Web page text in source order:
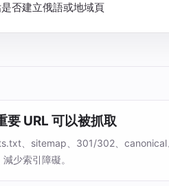
否建立俄語或地域頁
要 URL 可以被抓取
、sitemap、301/302、
少索引障礙。